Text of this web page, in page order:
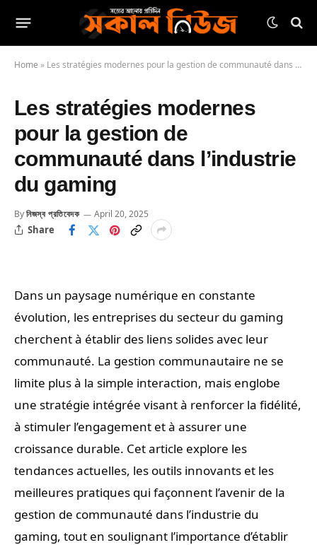
Home » Les stratégies modernes pour la gestion de communauté dans l’industrie du gaming
Les stratégies modernes
pour la gestion de
communauté dans l’industrie
du gaming
Byনিজস্ব প্রতিবেদক April 20, 2025
Share
Dans un paysage numérique en constante
évolution, les entreprises du secteur du gaming
cherchent à établir des liens solides avec leur
communauté. La gestion communautaire ne se
limite plus à la simple interaction, mais englobe
une stratégie intégrée visant à renforcer la fidélité,
à stimuler l’engagement et à assurer une
croissance durable. Cet article explore les
tendances actuelles, les outils innovants et les
meilleures pratiques qui façonnent l’avenir de la
gestion de communauté dans l’industrie du
gaming, tout en soulignant l’importance d’établir